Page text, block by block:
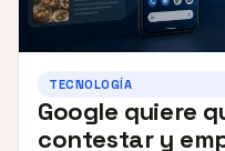
TECNOLOGÍA
Google quiere
contestar y